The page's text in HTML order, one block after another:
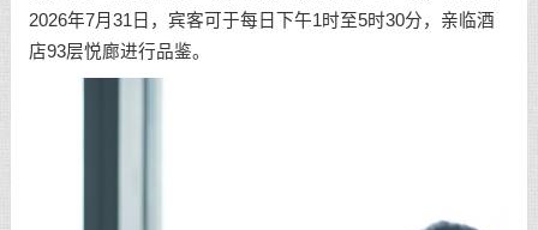
2026年7月31日，宾客可于每日下午1时至5时30分，亲临酒
店93层悦廊进行品鉴。